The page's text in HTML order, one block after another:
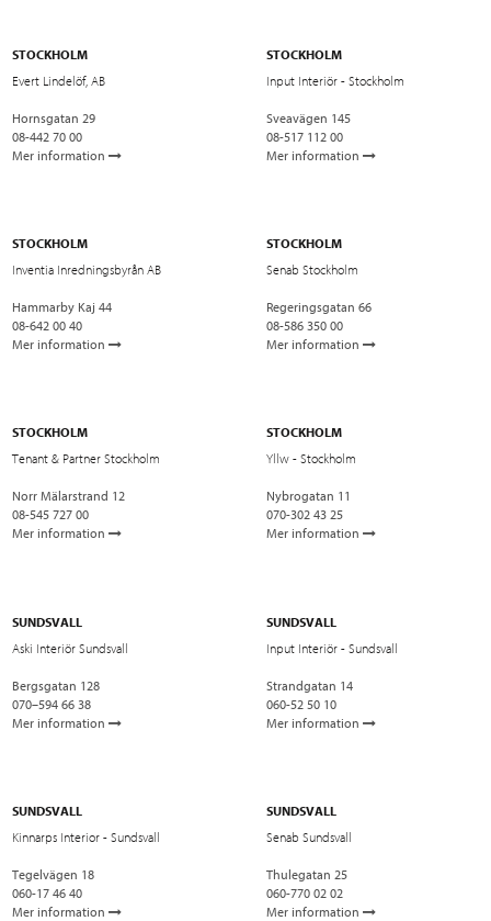
STOCKHOLM
Evert Lindelöf, AB
Hornsgatan 29
08-442 70 00
Mer information
STOCKHOLM
Input Interiör - Stockholm
Sveavägen 145
08-517 112 00
Mer information
STOCKHOLM
Inventia Inredningsbyrån AB
Hammarby Kaj 44
08-642 00 40
Mer information
STOCKHOLM
Senab Stockholm
Regeringsgatan 66
08-586 350 00
Mer information
STOCKHOLM
Tenant & Partner Stockholm
Norr Mälarstrand 12
08-545 727 00
Mer information
STOCKHOLM
Yllw - Stockholm
Nybrogatan 11
070-302 43 25
Mer information
SUNDSVALL
Aski Interiör Sundsvall
Bergsgatan 128
070–594 66 38
Mer information
SUNDSVALL
Input Interiör - Sundsvall
Strandgatan 14
060-52 50 10
Mer information
SUNDSVALL
Kinnarps Interior - Sundsvall
Tegelvägen 18
060-17 46 40
Mer information
SUNDSVALL
Senab Sundsvall
Thulegatan 25
060-770 02 02
Mer information